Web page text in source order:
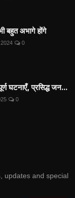
बहुत अभागे होंगे
0
घटनाएँ, प्रसिद्ध जन...
0
updates and special